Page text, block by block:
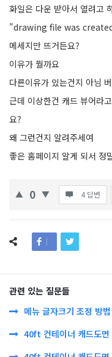
화일은 다운 받아서 열려고
"drawing file was
메세지만 뜨거든요?
이유가 뭘까요
다른이유가 있는건지 아님
근데 이상한건 캐드 뷰어라
요?
왜 그런건지 알려주세여
좋은 홈페이지 알게 되서 정
0 4 답변
관련 있는 질문들
메뉴 글자크기 조정 방법
40ft 컨테이너 캐드도면